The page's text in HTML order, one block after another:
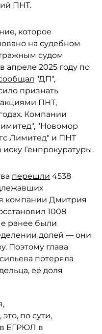
ПНТ.
которое
на судебном
судом
апреле 2025 году по
"ДП",
признать
ПНТ,
Компании
"Новомор
Лимитед" и ПНТ
Генпрокуратуры.
перешли 4538
компании Дмитрия
1008
ранее были
долей — они
Поэтому глава
потеряла
её доля
по сути,
ЕГРЮЛ в